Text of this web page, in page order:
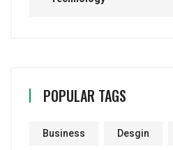
POPULAR TAGS
Business Desgin